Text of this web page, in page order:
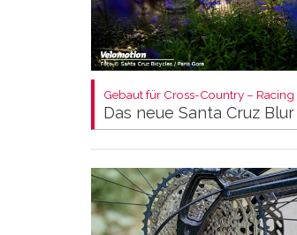
Gebaut für Cross-Country –
Das neue Santa Cruz Blur